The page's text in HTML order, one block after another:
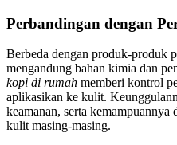
Perbandingan dengan
Berbeda dengan produk-produk
mengandung bahan kimia dan
kopi di rumah memberi kontrol
aplikasikan ke kulit.
keamanan, serta kemampuannya
kulit masing-masing.